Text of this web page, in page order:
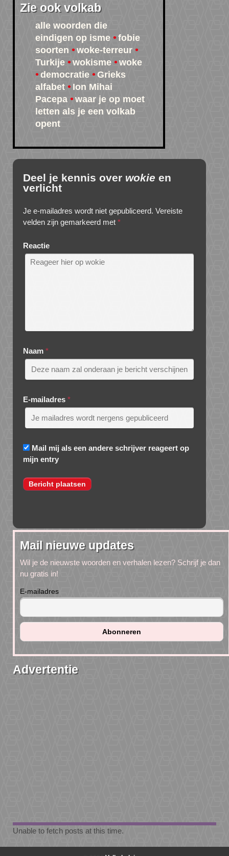
Zie ook volkab
alle woorden die
eindigen op isme
fobie
soorten
woke-terreur
Turkije
wokisme
woke
democratie
Grieks
alfabet
Ion Mihai
Pacepa
waar je op moet
letten als je een volkab
opent
Deel je kennis over wokie en
verlicht
Je e-mailadres wordt niet gepubliceerd. Vereiste
velden zijn gemarkeerd met *
Reactie
Naam *
E-mailadres *
Mail mij als een andere schrijver reageert op
mijn entry
Mail nieuwe updates
Wil je de nieuwste woorden en verhalen lezen? Schrijf je dan
nu gratis in!
E-mailadres
Advertentie
Unable to fetch posts at this time.